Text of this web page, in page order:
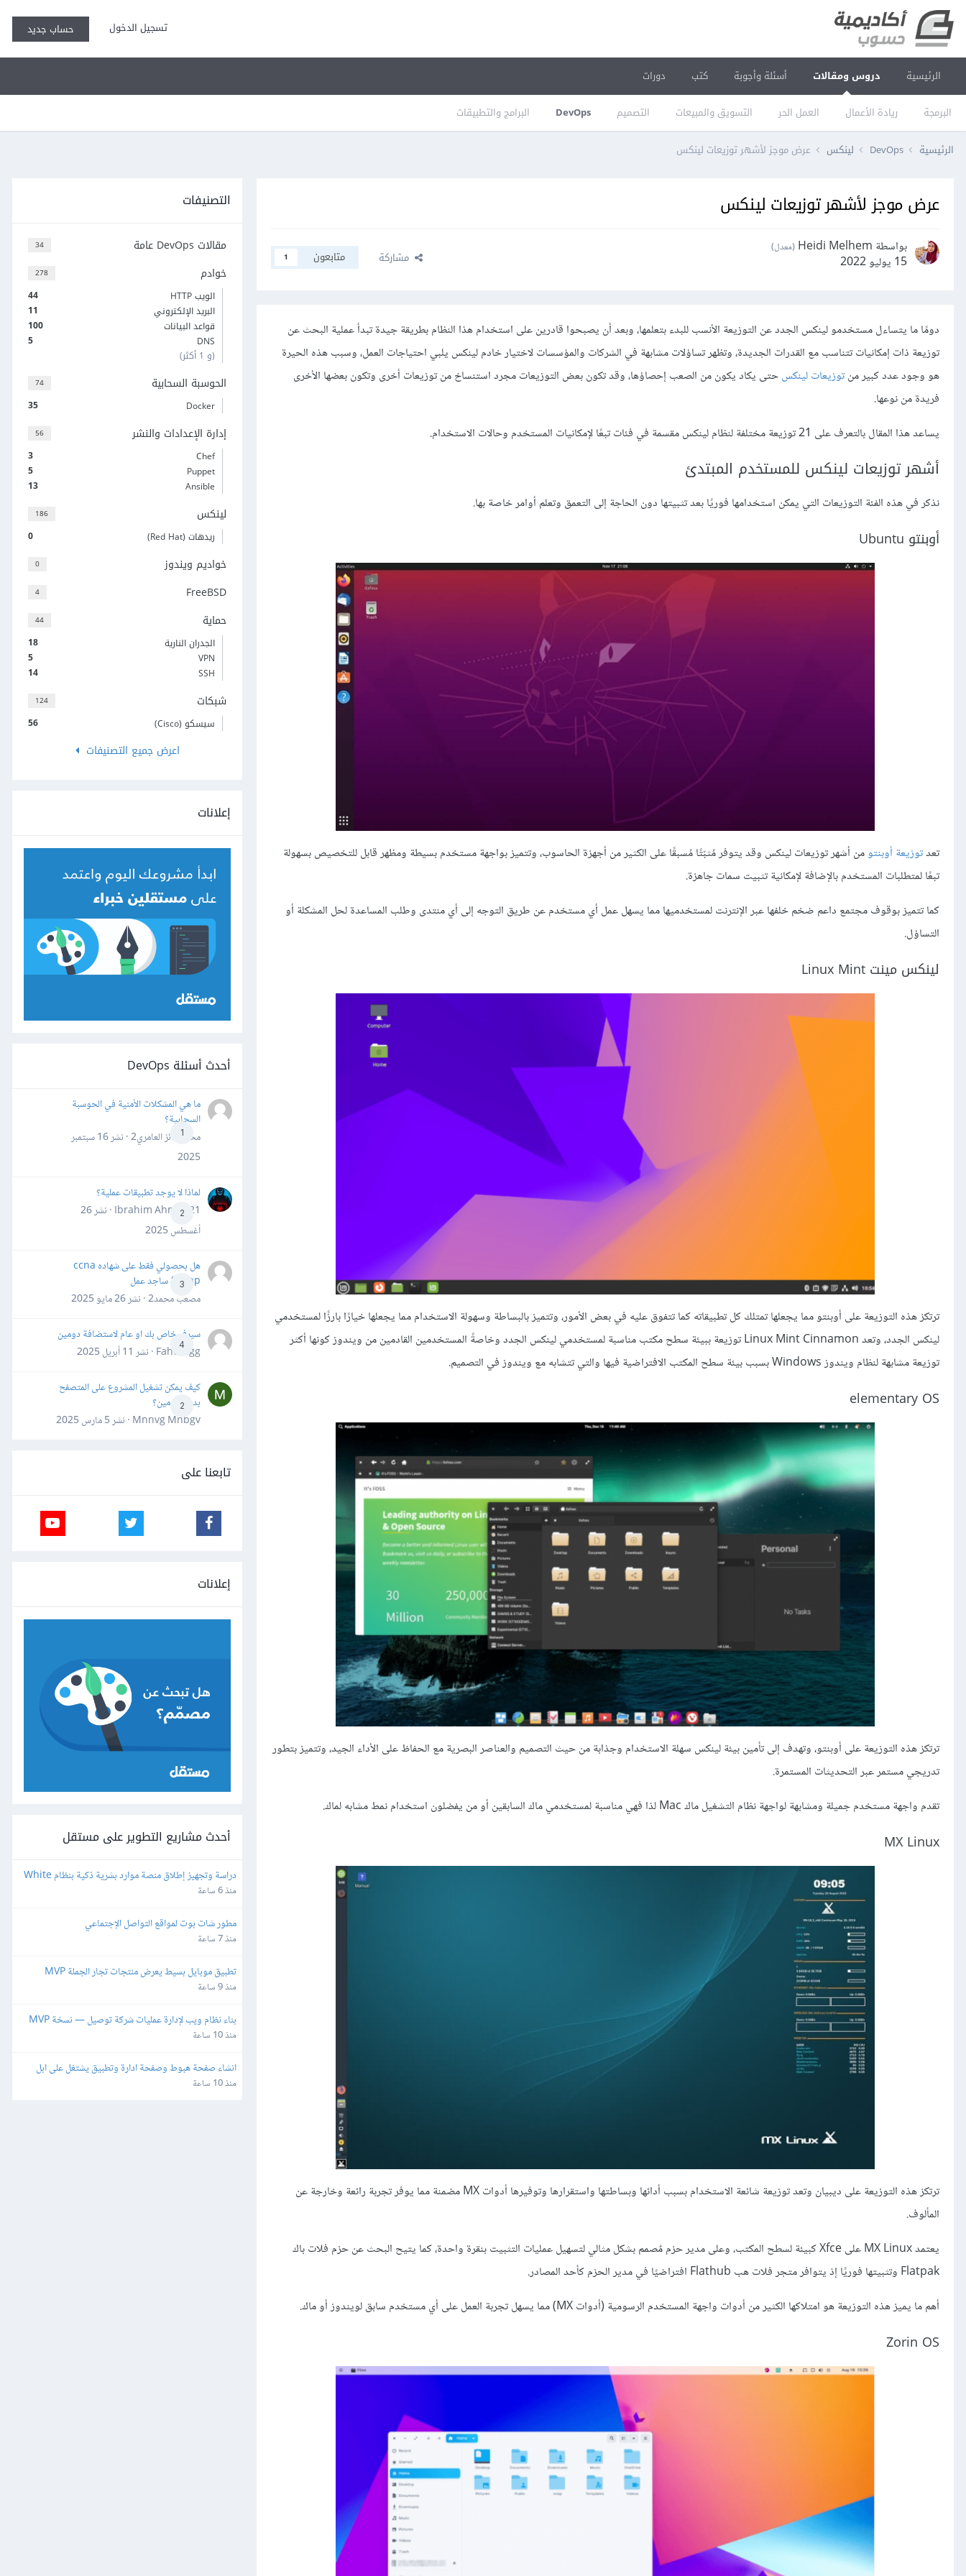
تسجيل الدخول حساب جديد
الرئيسية دروس ومقالات
البرمجة ريادة الأعمال العمل الحر التسويق والمبيعات التصميم DevOps البرامج والتطبيقات
أسئلة وأجوبة كتب دورات
الرئيسية DevOps لينكس عرض موجز لأشهر توزيعات لينكس
عرض موجز لأشهر توزيعات لينكس
بواسطة Heidi Melhem (معدل)
15 يوليو 2022 مشاركة متابعون 1
دومًا ما يتساءل مستخدمو لينكس الجدد عن التوزيعة الأنسب للبدء بتعلمها، وبعد أن يصبحوا قادرين على استخدام هذا النظام بطريقة جيدة تبدأ عملية البحث عن
توزيعة ذات إمكانيات تتناسب مع القدرات الجديدة، وتظهر تساؤلات مشابهة في الشركات والمؤسسات لاختيار خادم لينكس يلبي احتياجات العمل، وسبب هذه الحيرة
هو وجود عدد كبير منتوزيعات لينكسحتى يكاد يكون من الصعب إحصاؤها، وقد تكون بعض التوزيعات مجرد استنساخ من توزيعات أخرى وتكون بعضها الأخرى
فريدة من نوعها.
يساعد هذا المقال بالتعرف على 21 توزيعة مختلفة لنظام لينكس مقسمة في فئات تبعًا لإمكانيات المستخدم وحالات الاستخدام.
أشهر توزيعات لينكس للمستخدم المبتدئ
نذكر في هذه الفئة التوزيعات التي يمكن استخدامها فوريًا بعد تثبيتها دون الحاجة إلى التعمق وتعلم أوامر خاصة بها.
أوبنتو Ubuntu
تعدتوزيعة أوبنتومن أشهر توزيعات لينكس وقد يتوفر مُثبّتًا مُسبقًا على الكثير من أجهزة الحاسوب، وتتميز بواجهة مستخدم بسيطة ومظهر قابل للتخصيص بسهولة
تبعًا لمتطلبات المستخدم بالإضافة لإمكانية تثبيت سمات جاهزة.
كما تتميز بوقوف مجتمع داعم ضخم خلفها عبر الإنترنت لمستخدميها مما يسهل عمل أي مستخدم عن طريق التوجه إلى أي منتدى وطلب المساعدة لحل المشكلة أو
التساؤل.
لينكس مينت Linux Mint
ترتكز هذه التوزيعة على أوبنتو مما يجعلها تمتلك كل تطبيقاته كما تتفوق عليه في بعض الأمور، وتتميز بالبساطة وسهولة الاستخدام مما يجعلها خيارًا بارزًا لمستخدمي
لينكس الجدد، وتعد Linux Mint Cinnamon توزيعة ببيئة سطح مكتب مناسبة لمستخدمي لينكس الجدد وخاصةً المستخدمين القادمين من ويندوز كونها أكثر
توزيعة مشابهة لنظام ويندوز Windows بسبب بيئة سطح المكتب الافتراضية فيها والتي تتشابه مع ويندوز في التصميم.
elementary OS
ترتكز هذه التوزيعة على أوبنتو، وتهدف إلى تأمين بيئة لينكس سهلة الاستخدام وجذابة من حيث التصميم والعناصر البصرية مع الحفاظ على الأداء الجيد، وتتميز بتطور
تدريجي مستمر عبر التحديثات المستمرة.
تقدم واجهة مستخدم جميلة ومشابهة لواجهة نظام التشغيل ماك Mac لذا فهي مناسبة لمستخدمي ماك السابقين أو من يفضلون استخدام نمط مشابه لماك.
MX Linux
ترتكز هذه التوزيعة على ديبيان وتعد توزيعة شائعة الاستخدام بسبب أدائها وبساطتها واستقرارها وتوفيرها أدوات MX مضمنة مما يوفر تجربة رائعة وخارجة عن
المألوف.
يعتمد MX Linux على Xfce كبيئة لسطح المكتب، وعلى مدير حزم مٌصمم بشكل مثالي لتسهيل عمليات التثبيت بنقرة واحدة، كما يتيح البحث عن حزم فلات باك
Flatpak وتثبيتها فوريًا إذ يتوافر متجر فلات هب Flathub افتراضيًا في مدير الحزم كأحد المصادر.
أهم ما يميز هذه التوزيعة هو امتلاكها الكثير من أدوات واجهة المستخدم الرسومية (أدوات MX) مما يسهل تجربة العمل على أي مستخدم سابق لويندوز أو ماك.
Zorin OS
التصنيفات
34 مقالات DevOps عامة
278 خوادم
44
الويب HTTP
11
البريد الإلكتروني
100
قواعد البيانات
5
DNS
(و 1 أكثر)
74 الحوسبة السحابية
35 Docker
56 إدارة الإعدادات والنشر
3
Chef
5
Puppet
13
Ansible
186 لينكس
0 ريدهات (Red Hat)
0 خواديم ويندوز
4 FreeBSD
44 حماية
18
الجدران النارية
5
VPN
14
SSH
124 شبكات
56 سيسكو (Cisco)
اعرض جميع التصنيفات
إعلانات
أحدث أسئلة DevOps
1
ما هي المشكلات الأمنية في الحوسبة
السحابية؟
محمد فائز العامري2 · نشر
16 سبتمبر
2025
2
لماذا لا يوجد تطبيقات عملية؟
Ibrahim Ahmed21 · نشر
26
أغسطس 2025
3
هل بحصولي فقط على شهاده ccna
&ccnp ساجد عمل
مصعب محمد2 · نشر
26 مايو 2025
4
سيرفر خاص بك او عام لاستضافة دومين
Fahd Ggg · نشر
11 أبريل 2025
2
كيف يمكن تشغيل المشروع على المتصفح
بدون دومين؟
Mnnvg Mnbgv · نشر
5 مارس 2025
تابعنا على
إعلانات
أحدث مشاريع التطوير على مستقل
Label وإعادة البيع
منذ 6 ساعة
مطور شات بوت لمواقع التواصل الإجتماعي
منذ 7 ساعة
تطبيق موبايل بسيط يعرض منتجات تجار الجملة MVP
منذ 9 ساعة
بناء نظام ويب لإدارة عمليات شركة توصيل — نسخة MVP
منذ 10 ساعة
واندرويد
منذ 10 ساعة